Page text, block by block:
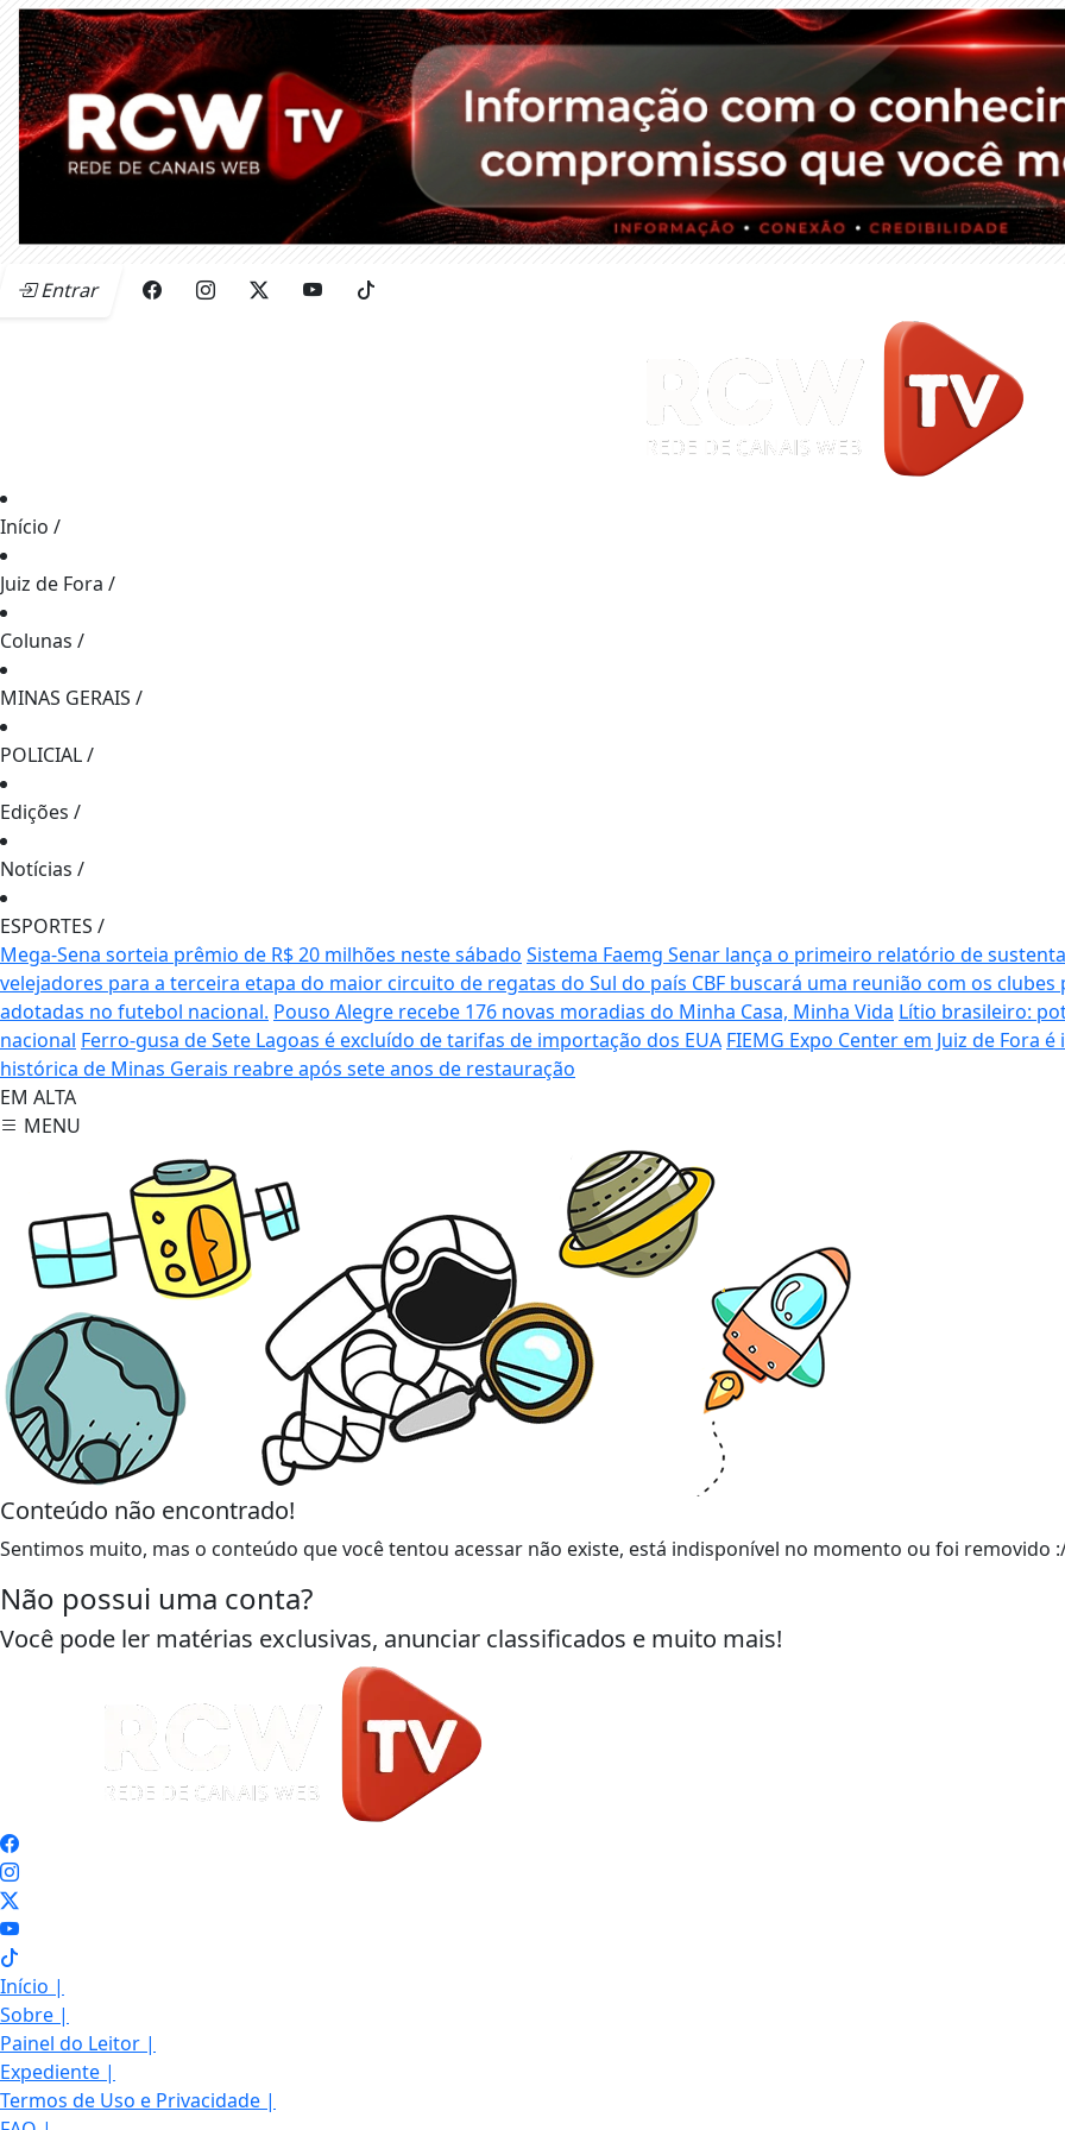
Entrar
Início /
Juiz de Fora /
Colunas /
MINAS GERAIS /
POLICIAL/
Edições /
Notícias /
ESPORTES /
Mega-Sena sorteia prêmio de R$ 20 milhões neste sábado Sistema Faemg Senar lança o primeiro relatório de
velejadores para a terceira etapa do maior circuito de regatas do Sul do país CBF buscará uma reunião com os
adotadas no futebol nacional. Pouso Alegre recebe 176 novas moradias do Minha Casa, Minha Vida Lítio brasileiro:
nacional Ferro-gusa de Sete Lagoas é excluído de tarifas de importação dos EUA FIEMG Expo Center em Juiz de Fora
histórica de Minas Gerais reabre após sete anos de restauração
EM ALTA
MENU
Conteúdo não encontrado!
Sentimos muito, mas o conteúdo que você tentou acessar não existe, está indisponível no momento ou foi removido
Não possui uma conta?
Você pode ler matérias exclusivas, anunciar classificados e muito mais!
Início |
Sobre |
Painel do Leitor |
Expediente |
Termos de Uso e Privacidade |